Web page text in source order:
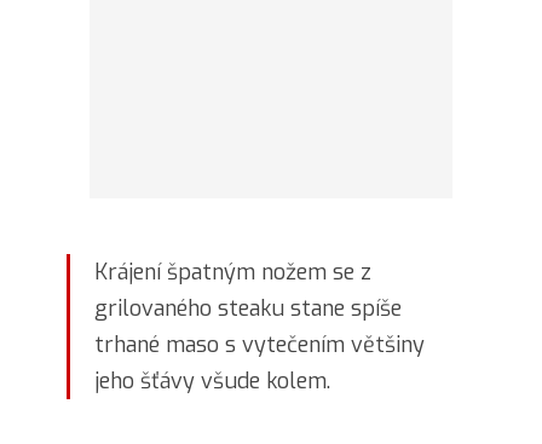
Krájení špatným nožem se z
grilovaného steaku stane spíše
trhané maso s vytečením většiny
jeho šťávy všude kolem.